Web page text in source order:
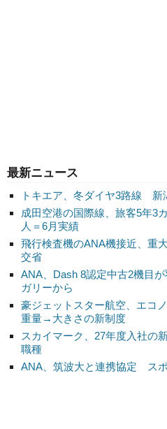
最新ニュース
トキエア、冬ダイヤ3路線 新
成田空港の国際線、旅客5年
人＝6月実績
飛行検査機のANA機接近、重
交省
ANA、Dash 8認定中古2機目
ガリーから
豪ジェットスター航空、エコ
重量→大きさの新制度
スカイマーク、27年度入社
職種
ANA、筑波大と連携協定 ス